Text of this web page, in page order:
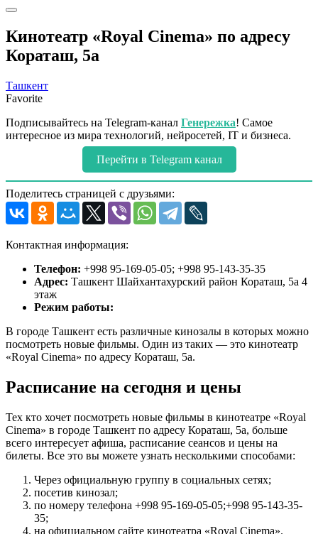
Кинотеатр «Royal Cinema» по адресу
Кораташ, 5а
Ташкент
Favorite
Подписывайтесь на Telegram-канал Генережка! Самое
интересное из мира технологий, нейросетей, IT и бизнеса.
Перейти в Telegram канал
Поделитесь страницей с друзьями:
Контактная информация:
Телефон: +998 95-169-05-05; +998 95-143-35-35
Адрес: Ташкент Шайхантахурский район Кораташ, 5а 4
этаж
Режим работы:
В городе Ташкент есть различные кинозалы в которых можно
посмотреть новые фильмы. Один из таких — это кинотеатр
«Royal Cinema» по адресу Кораташ, 5а.
Расписание на сегодня и цены
Тех кто хочет посмотреть новые фильмы в кинотеатре «Royal
Cinema» в городе Ташкент по адресу Кораташ, 5а, больше
всего интересует афиша, расписание сеансов и цены на
билеты. Все это вы можете узнать несколькими способами:
Через официальную группу в социальных сетях;
посетив кинозал;
по номеру телефона +998 95-169-05-05;+998 95-143-35-
35;
на официальном сайте кинотеатра «Royal Cinema».